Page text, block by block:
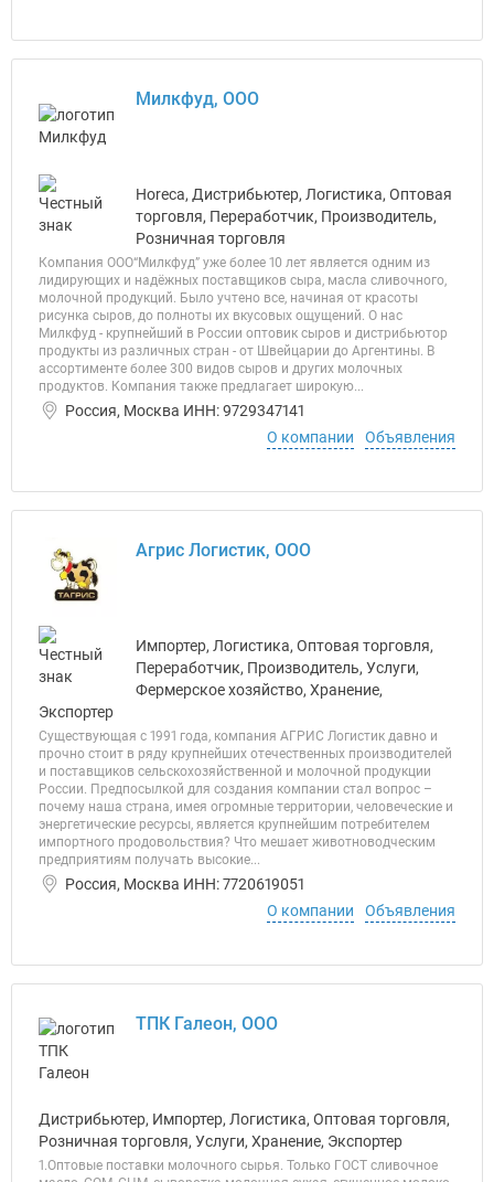
Милкфуд, ООО
Horeca, Дистрибьютер, Логистика, Оптовая
торговля, Переработчик, Производитель,
Розничная торговля
Компания OOO“Милкфуд” уже более 10 лет является одним из
лидирующих и надёжных поставщиков сыра, масла сливочного,
молочной продукций. Было учтено все, начиная от красоты
рисунка сыров, до полноты их вкусовых ощущений. О нас
Милкфуд - крупнейший в России оптовик сыров и дистрибьютор
продукты из различных стран - от Швейцарии до Аргентины. В
ассортименте более 300 видов сыров и других молочных
продуктов. Компания также предлагает широкую...
Россия, Москва ИНН: 9729347141
О компании
Объявления
Агрис Логистик, ООО
Импортер, Логистика, Оптовая торговля,
Переработчик, Производитель, Услуги,
Фермерское хозяйство, Хранение,
Экспортер
Существующая с 1991 года, компания АГРИС Логистик давно и
прочно стоит в ряду крупнейших отечественных производителей
и поставщиков сельскохозяйственной и молочной продукции
России. Предпосылкой для создания компании стал вопрос –
почему наша страна, имея огромные территории, человеческие и
энергетические ресурсы, является крупнейшим потребителем
импортного продовольствия? Что мешает животноводческим
предприятиям получать высокие...
Россия, Москва ИНН: 7720619051
О компании
Объявления
ТПК Галеон, ООО
Дистрибьютер, Импортер, Логистика, Оптовая торговля,
Розничная торговля, Услуги, Хранение, Экспортер
1.Оптовые поставки молочного сырья. Только ГОСТ сливочное